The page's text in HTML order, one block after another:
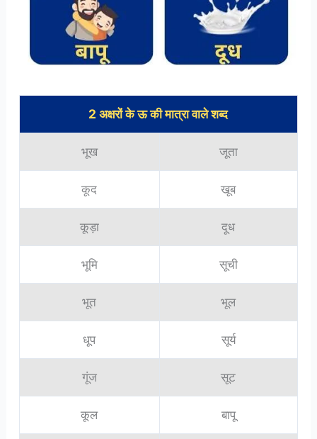
2 अक्षरों के ऊ की मात्रा वाले शब्द
भूख जूता
कूद खूब
कूड़ा दूध
भूमि सूची
भूत भूल
धूप सूर्य
गूंज सूट
कूल बापू